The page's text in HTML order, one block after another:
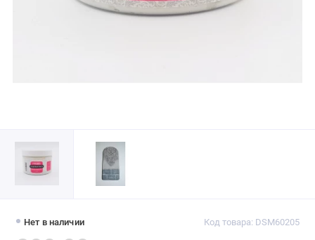
Нет в наличии Код товара: DSM60205